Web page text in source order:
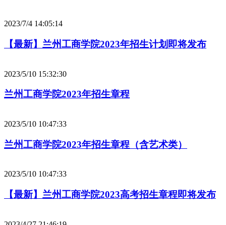
2023/7/4 14:05:14
【最新】兰州工商学院2023年招生计划即将发布
2023/5/10 15:32:30
兰州工商学院2023年招生章程
2023/5/10 10:47:33
兰州工商学院2023年招生章程（含艺术类）
2023/5/10 10:47:33
【最新】兰州工商学院2023高考招生章程即将发布